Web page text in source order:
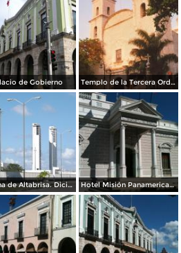
de Gobierno Templo de la Tercera Orden
La zona de Altabrisa. Diciembre/2014 Hotel Misión Panamericana Mérida. Diciembre/2014